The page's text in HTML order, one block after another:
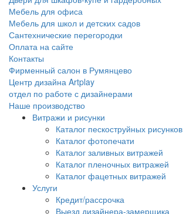
Мебель для офиса
Мебель для школ и детских садов
Сантехнические перегородки
Оплата на сайте
Контакты
Фирменный салон в Румянцево
Центр дизайна Artplay
отдел по работе с дизайнерами
Наше производство
Витражи и рисунки
Каталог пескоструйных рисунков
Каталог фотопечати
Каталог заливных витражей
Каталог пленочных витражей
Каталог фацетных витражей
Услуги
Кредит/рассрочка
Выезд дизайнера-замерщика